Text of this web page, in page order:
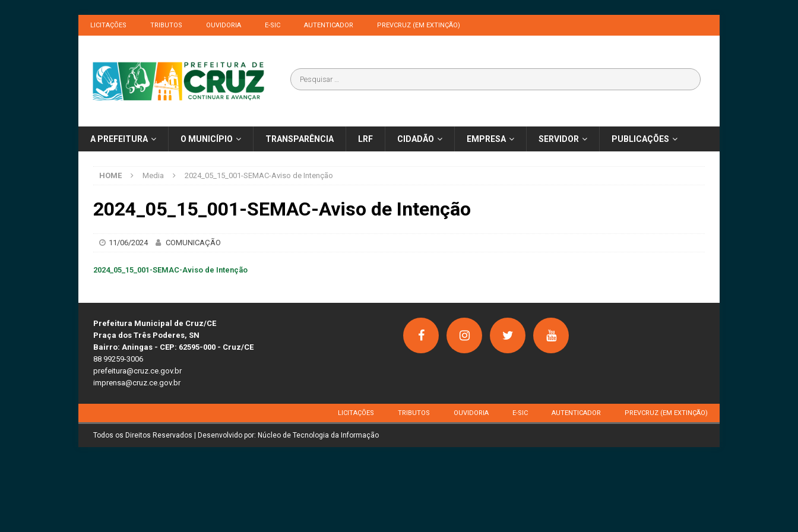
LICITAÇÕES TRIBUTOS OUVIDORIA E-SIC AUTENTICADOR PREVCRUZ (EM EXTINÇÃO)
A PREFEITURA O MUNICÍPIO TRANSPARÊNCIA LRF CIDADÃO EMPRESA SERVIDOR PUBLICAÇÕES
HOME Media 2024_05_15_001-SEMAC-Aviso de Intenção
2024_05_15_001-SEMAC-Aviso de Intenção
11/06/2024 COMUNICAÇÃO
2024_05_15_001-SEMAC-Aviso de Intenção
Prefeitura Municipal de Cruz/CE
Praça dos Três Poderes, SN
Bairro: Aningas - CEP: 62595-000 - Cruz/CE
88 99259-3006
prefeitura@cruz.ce.gov.br
imprensa@cruz.ce.gov.br
LICITAÇÕES TRIBUTOS OUVIDORIA E-SIC AUTENTICADOR PREVCRUZ (EM EXTINÇÃO)
Todos os Direitos Reservados | Desenvolvido por: Núcleo de Tecnologia da Informação